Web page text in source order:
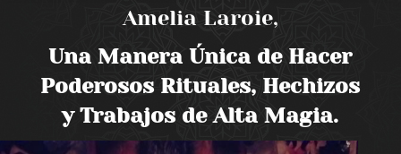
Amelia Laroie,
Una Manera Única de Hacer
Poderosos Rituales, Hechizos
y Trabajos de Alta Magia.